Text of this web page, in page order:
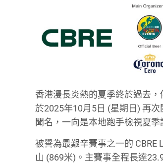
香港漫長炎熱的夏季終於過去
於2025年10月5日 (星期日) 再次
聞名，一向是本地跑手檢視夏
被譽為最艱辛賽事之一的
山 (869米) 。主賽事全程長達